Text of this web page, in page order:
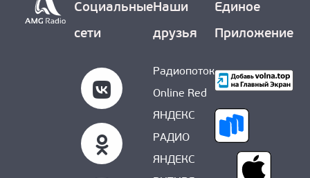
Социальные
сети
Наши
друзья
Радиопоток
Online Red
ЯНДЕКС
РАДИО
ЯНДЕКС
Единое
Приложение